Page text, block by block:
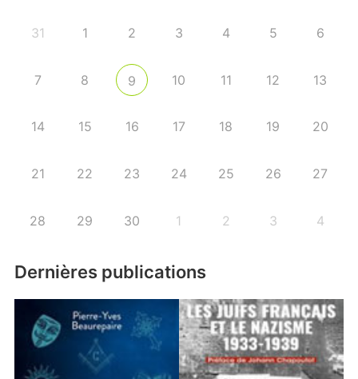
31 1 2 3 4 5 6
7 8 9 10 11 12 13
14 15 16 17 18 19 20
21 22 23 24 25 26 27
28 29 30 1 2 3 4
Dernières publications